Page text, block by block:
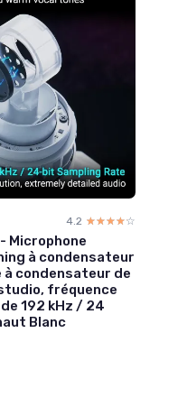
4.2 ☆☆☆☆☆
★★★★★
Microphone
à condensateur
condensateur de
fréquence
192 kHz / 24
Blanc